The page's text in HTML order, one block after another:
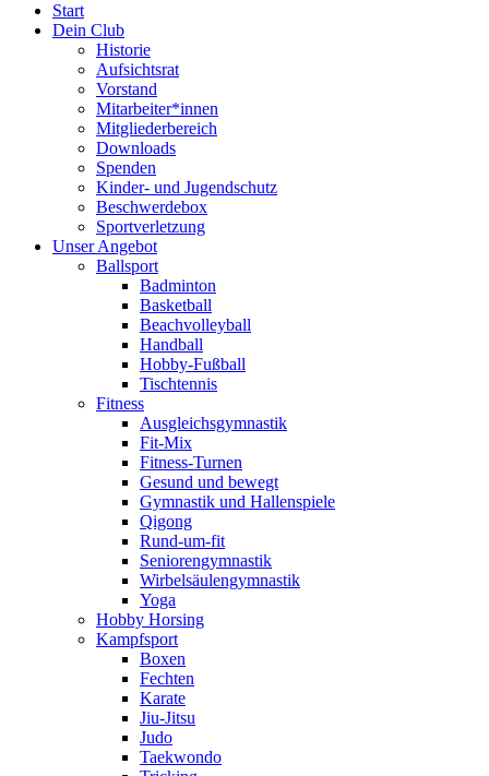
Start
Dein Club
Historie
Aufsichtsrat
Vorstand
Mitarbeiter*innen
Mitgliederbereich
Downloads
Spenden
Kinder- und Jugendschutz
Beschwerdebox
Sportverletzung
Unser Angebot
Ballsport
Badminton
Basketball
Beachvolleyball
Handball
Hobby-Fußball
Tischtennis
Fitness
Ausgleichsgymnastik
Fit-Mix
Fitness-Turnen
Gesund und bewegt
Gymnastik und Hallenspiele
Qigong
Rund-um-fit
Seniorengymnastik
Wirbelsäulengymnastik
Yoga
Hobby Horsing
Kampfsport
Boxen
Fechten
Karate
Jiu-Jitsu
Judo
Taekwondo